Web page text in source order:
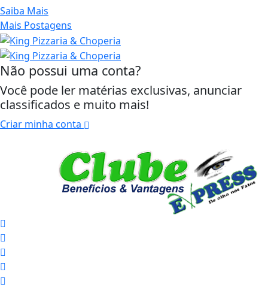
Saiba Mais
Mais Postagens
Não possui uma conta?
Você pode ler matérias exclusivas, anunciar
classificados e muito mais!
Criar minha conta